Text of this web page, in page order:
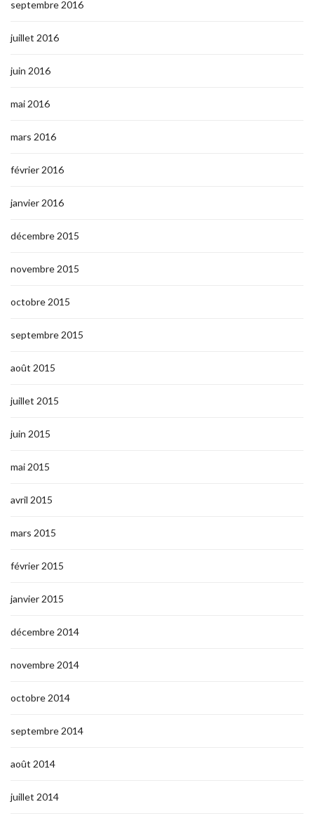
septembre 2016
juillet 2016
juin 2016
mai 2016
mars 2016
février 2016
janvier 2016
décembre 2015
novembre 2015
octobre 2015
septembre 2015
août 2015
juillet 2015
juin 2015
mai 2015
avril 2015
mars 2015
février 2015
janvier 2015
décembre 2014
novembre 2014
octobre 2014
septembre 2014
août 2014
juillet 2014